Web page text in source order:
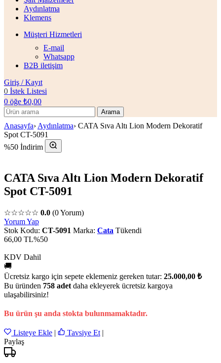
Aydınlatma
Klemens
Müşteri Hizmetleri
E-mail
Whatsapp
B2B iletişim
Giriş / Kayıt
0 İstek Listesi
0 öğe ₺0,00
Arama
Anasayfa› Aydınlatma› CATA Sıva Altı Lion Modern Dekoratif
Spot CT-5091
%50 İndirim
CATA Sıva Altı Lion Modern Dekoratif
Spot CT-5091
☆☆☆☆☆ 0.0 (0 Yorum)
Yorum Yap
Stok Kodu: CT-5091 Marka: Cata Tükendi
66,00 TL%50
KDV Dahil
🚚
Ücretsiz kargo için sepete eklemeniz gereken tutar: 25.000,00 ₺
Bu üründen 758 adet daha ekleyerek ücretsiz kargoya
ulaşabilirsiniz!
Bu ürün şu anda stokta bulunmamaktadır.
Listeye Ekle | Tavsiye Et |
Paylaş